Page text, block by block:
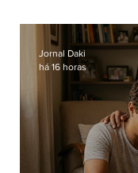
do
Jornal Daki
há 16 horas